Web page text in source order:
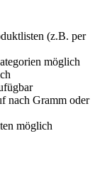
(z.B. per
möglich
nach Gramm oder
möglich